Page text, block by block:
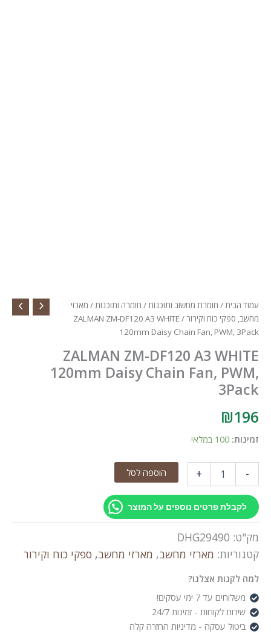
עמוד הבית/ חומרת מחשוב ותוכנות/ חומרה ותוכנות/ מארזי
מחשב, ספקי כוח וקירור
/ ZALMAN ZM-DF120 A3 WHITE
120mm Daisy Chain Fan, PWM, 3Pack
ZALMAN ZM-DF120 A3 WHITE
120mm Daisy Chain Fan, PWM,
3Pack
₪196
זמינות: 100 במלאי
-
ZM-
DF120
WHITE
120mm
Daisy
Chain
PWM,
3Pack
+ הוספה לסל
לקבלת פרטים נוספים על המוצר
מק"ט: DHG29490
קטגוריות: מארזי מחשב, מארזי מחשב, ספקי כוח וקירור
למה לקנות אצלנו?
משלוחים עד 7 ימי עסקים!
שירות לקוחות - זמינות 24/7
ביטול עסקה - מדיניות החזרה קלה